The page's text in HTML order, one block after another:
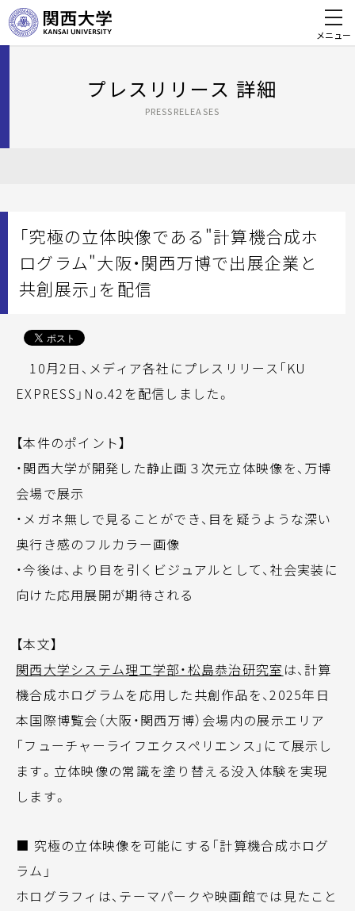
メニュー
プレスリリース 詳細
PRESSRELEASES
「究極の立体映像である"計算機合成ホ
ログラム"大阪・関西万博で出展企業と
共創展示」を配信
10月2日、メディア各社にプレスリリース「KU
EXPRESS」No.42を配信しました。
【本件のポイント】
・関西大学が開発した静止画３次元立体映像を、万博
会場で展示
・メガネ無しで見ることができ、目を疑うような深い
奥行き感のフルカラー画像
・今後は、より目を引くビジュアルとして、社会実装に
向けた応用展開が期待される
【本文】
関西大学システム理工学部・松島恭治研究室 は、計算
機合成ホログラムを応用した共創作品を、2025年日
本国際博覧会（大阪・関西万博）会場内の展示エリア
「フューチャーライフエクスペリエンス」にて展示し
ます。立体映像の常識を塗り替える没入体験を実現
します。
■ 究極の立体映像を可能にする「計算機合成ホログ
ラム」
ホログラフィは、テーマパークや映画館では見たこと